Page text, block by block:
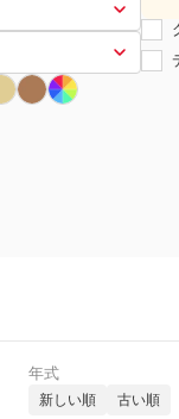
年式
新しい順 古い順